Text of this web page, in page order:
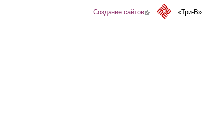
Создание сайтов(link is external)«Три-В»